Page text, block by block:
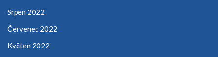
Srpen 2022
Červenec 2022
Květen 2022